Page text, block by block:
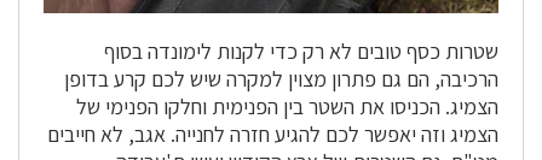
שטרות כסף טובים לא רק כדי לקנות לימונדה בסוף
הרכיבה, הם גם פתרון מצוין למקרה שיש לכם קרע בדופן
הצמיג. הכניסו את השטר בין הפנימית וחלקו הפנימי של
הצמיג וזה יאפשר לכם להגיע חזרה לחנייה. אגב, לא חייבים